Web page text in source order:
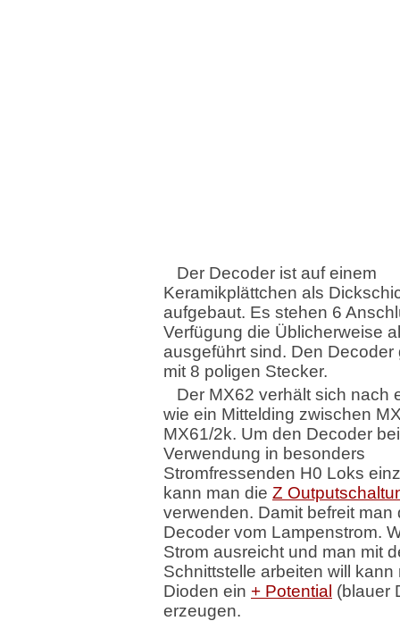
Der Decoder ist auf einem
Keramikplättchen als
aufgebaut. Es stehen 6
Verfügung die Üblicherweise
ausgeführt sind. Den Decoder
mit 8 poligen Stecker.
Der MX62 verhält sich nach
wie ein Mittelding zwischen
MX61/2k. Um den Decoder bei
Verwendung in besonders
Stromfressenden H0 Loks
kann man die Z
verwenden. Damit befreit man
Decoder vom Lampenstrom.
Strom ausreicht und man mit
Schnittstelle arbeiten will kann
Dioden ein + Potential (blauer
erzeugen.